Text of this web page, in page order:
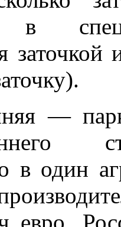
в
—
в один